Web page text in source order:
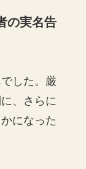
の実名告
した。厳
、さらに
になった